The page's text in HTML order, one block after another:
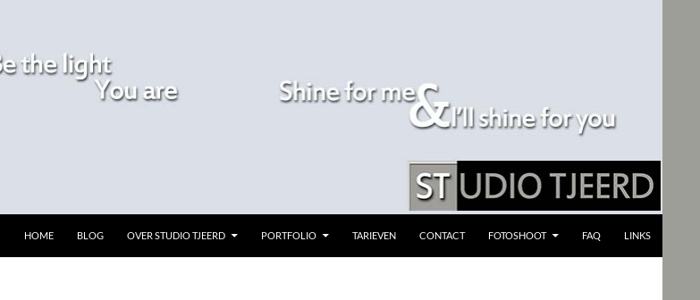
HOME
BLOG OVER STUDIO TJEERD PORTFOLIO TARIEVEN CONTACT FOTOSHOOT FAQ LINKS